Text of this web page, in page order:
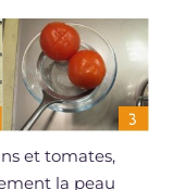
et tomates,
la peau